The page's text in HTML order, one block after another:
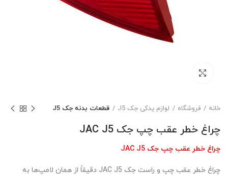
خانه فروشگاه لوازم یدکی جک J5 قطعات بدنه جک J5
چراغ خطر عقب چپ جک JAC J5
چراغ خطر عقب چپ جک JAC J5
چراغ خطر عقب چپ و راست جک JAC J5 دقیقاً از همان لامپ‌ها به